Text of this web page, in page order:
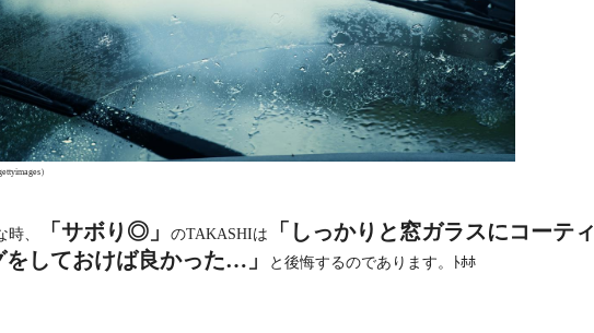
）
時、 「サボり◎」 のTAKASHIは
「しっかりと窓ガラスにコーティ
をしておけば良かった…」
と後悔するのであります。ﾄﾎﾎ